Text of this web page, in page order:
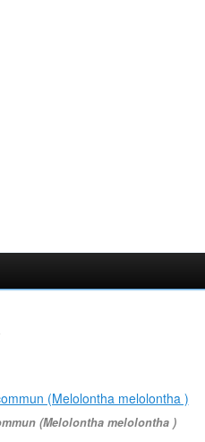
(Melolontha melolontha )